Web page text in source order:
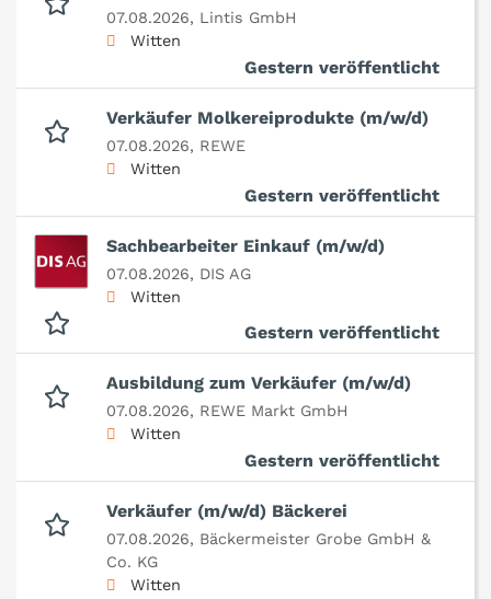
07.08.2026, Lintis GmbH
Witten
Gestern veröffentlicht
Verkäufer Molkereiprodukte (m/w/d)
07.08.2026, REWE
Witten
Gestern veröffentlicht
Sachbearbeiter Einkauf (m/w/d)
07.08.2026, DIS AG
Witten
Gestern veröffentlicht
Ausbildung zum Verkäufer (m/w/d)
07.08.2026, REWE Markt GmbH
Witten
Gestern veröffentlicht
Verkäufer (m/w/d) Bäckerei
07.08.2026, Bäckermeister Grobe GmbH &
Co. KG
Witten